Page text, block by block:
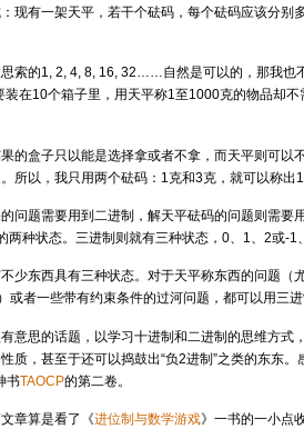
现有一架天平，若干个砝码，每个砝码应该分别
索的1, 2, 4, 8, 16, 32……自然是可以的，那我也
装在10个箱子里，用天平称1至1000克的物品却
的盒子只以能是选择拿或者不拿，而天平则可以
所以，我只用两个砝码：1克和3克，就可以称出
问题需要用到二进制，解天平砝码的问题则需要
两种状态。三进制则就有三种状态，0、1、2或-1
少东西具有三种状态。对于天平称东西的问题（
或者一些带有约束条件的过河问题，都可以用三
意思的话题，以学习十进制和二进制的思维方式
质，甚至于还可以捣鼓出“负2进制”之类的东东
书TAOCP的第二卷。
章算是看了《进位制与数学游戏》一书的一小点